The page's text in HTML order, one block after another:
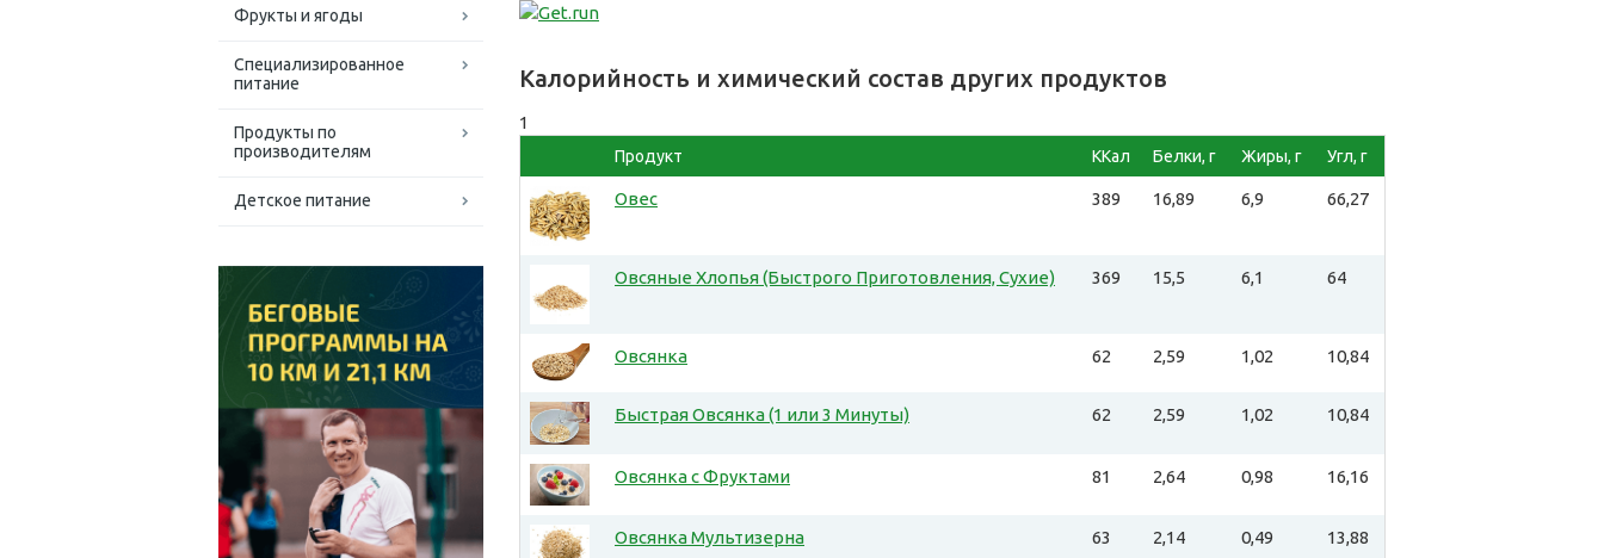
Фрукты и ягоды
Специализированное
питание
Продукты по
производителям
Детское питание
Калорийность и химический состав других продуктов
1
Продукт ККал Белки, г Жиры, г Угл, г
Овес 389 16,89 6,9 66,27
Овсяные Хлопья (Быстрого Приготовления, Сухие) 369 15,5 6,1 64
Овсянка 62 2,59 1,02 10,84
Быстрая Овсянка (1 или 3 Минуты) 62 2,59 1,02 10,84
Овсянка с Фруктами 81 2,64 0,98 16,16
Овсянка Мультизерна 63 2,14 0,49 13,88